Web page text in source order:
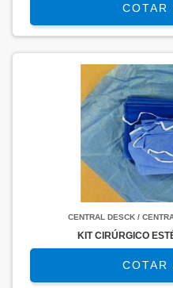
COTAR
CENTRAL DESCK /
KIT CIRÚRGICO
COTAR